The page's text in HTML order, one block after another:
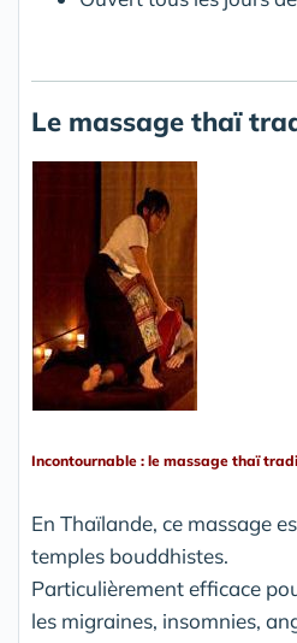
Le massage thaï
Incontournable : le massage thaï
En Thaïlande, ce massage
temples bouddhistes.
Particulièrement efficace
les migraines, insomnies,